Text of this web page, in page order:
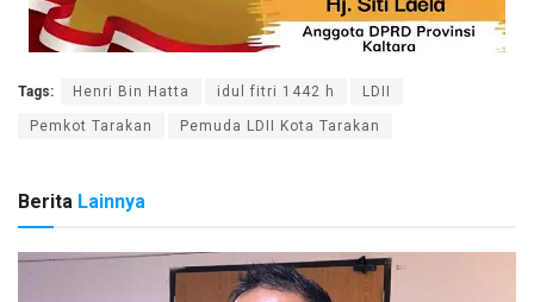
Tags: Henri Bin Hatta idul fitri 1442 h LDII
Pemkot Tarakan Pemuda LDII Kota Tarakan
Berita Lainnya